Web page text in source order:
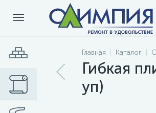
Главная Каталог
Гибкая
уп)